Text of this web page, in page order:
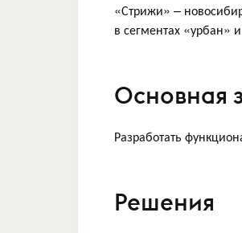
«Стрижи» –
в сегментах «урбан»
Основная
Разработать
Решения